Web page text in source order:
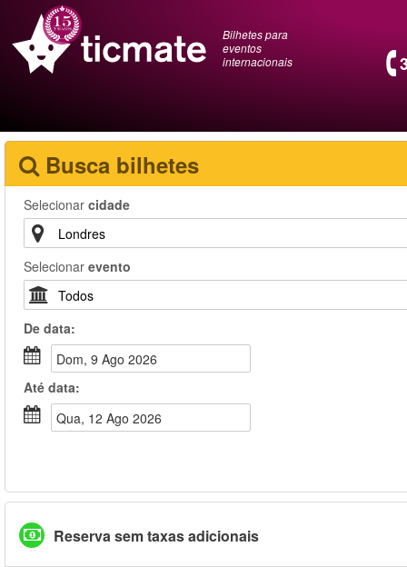
Bilhetes para
eventos
internacionais
Busca bilhetes
Selecionar cidade
Selecionar evento
De data:
Dom, 9 Ago 2026
Até data:
Qua, 12 Ago 2026
Reserva sem taxas adicionais